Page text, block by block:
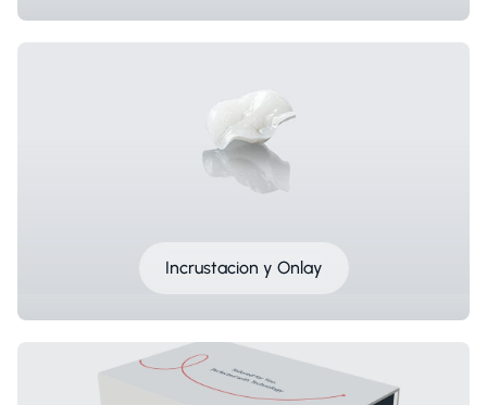
Incrustacion y Onlay